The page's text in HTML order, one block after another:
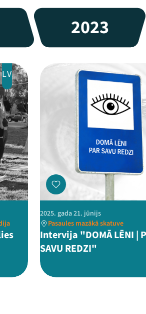
2023
LV
2025. gada 21. jūnijs
Pasaules mazākā skatuve
Intervija "DOMĀ LĒNI |
SAVU REDZI"